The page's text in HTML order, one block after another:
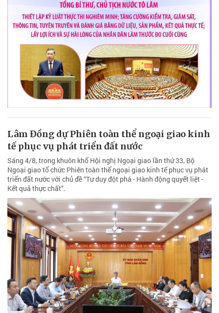
Lâm Đồng dự Phiên toàn thể ngoại giao kinh
tế phục vụ phát triển đất nước
Sáng 4/8, trong khuôn khổ Hội nghị Ngoại giao lần thứ 33, Bộ
Ngoại giao tổ chức Phiên toàn thể ngoại giao kinh tế phục vụ phát
triển đất nước với chủ đề “Tư duy đột phá - Hành động quyết liệt -
Kết quả thực chất”.